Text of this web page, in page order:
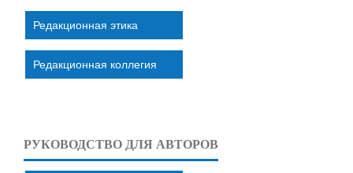
Редакционная этика
Редакционная коллегия
РУКОВОДСТВО ДЛЯ АВТОРОВ